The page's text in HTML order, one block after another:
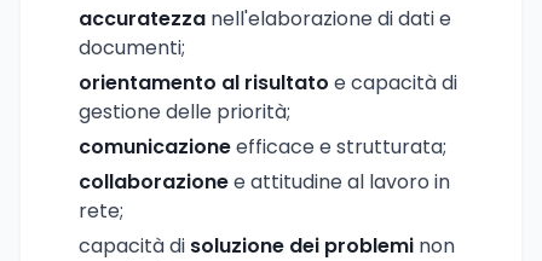
accuratezza nell'elaborazione di dati e
documenti;
orientamento al risultato e capacità di
gestione delle priorità;
comunicazioneefficace e strutturata;
collaborazionee attitudine al lavoro in
rete;
capacità di soluzione dei problemi non